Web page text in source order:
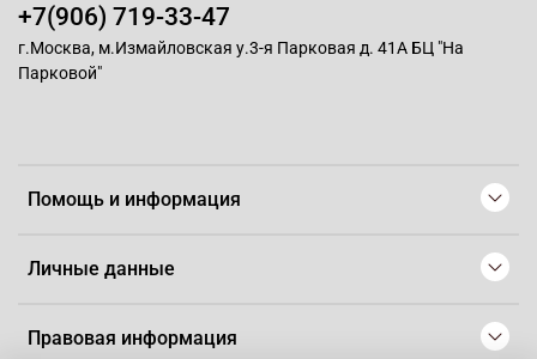
Помощь и информация
Личные данные
Правовая информация
+7(906) 719-33-47
г.Москва, м.Измайловская у.3-я Парковая д. 41А БЦ "На
Парковой"